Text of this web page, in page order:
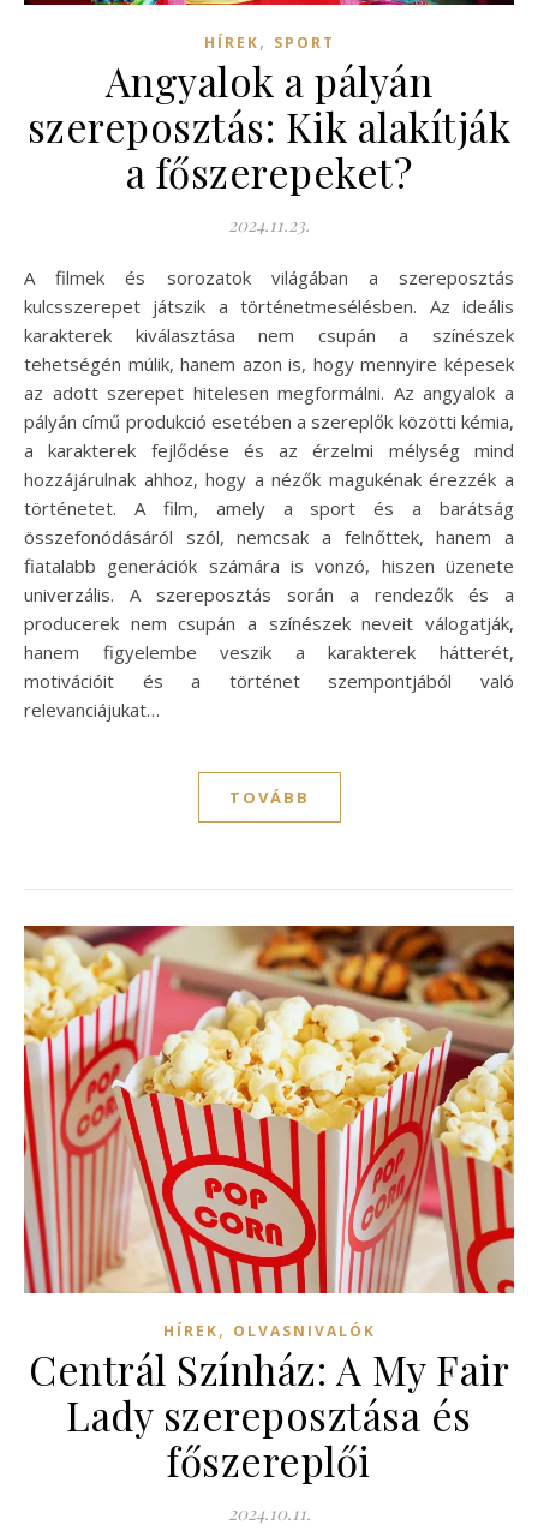
HÍREK, SPORT
Angyalok a pályán
szereposztás: Kik alakítják
a főszerepeket?
2024.11.23.
A filmek és sorozatok világában a szereposztás
kulcsszerepet játszik a történetmesélésben. Az ideális
karakterek kiválasztása nem csupán a színészek
tehetségén múlik, hanem azon is, hogy mennyire képesek
az adott szerepet hitelesen megformálni. Az angyalok a
pályán című produkció esetében a szereplők közötti kémia,
a karakterek fejlődése és az érzelmi mélység mind
hozzájárulnak ahhoz, hogy a nézők magukénak érezzék a
történetet. A film, amely a sport és a barátság
összefonódásáról szól, nemcsak a felnőttek, hanem a
fiatalabb generációk számára is vonzó, hiszen üzenete
univerzális. A szereposztás során a rendezők és a
producerek nem csupán a színészek neveit válogatják,
hanem figyelembe veszik a karakterek hátterét,
motivációit és a történet szempontjából való
relevanciájukat…
TOVÁBB
HÍREK, OLVASNIVALÓK
Centrál Színház: A My Fair
Lady szereposztása és
főszereplői
2024.10.11.